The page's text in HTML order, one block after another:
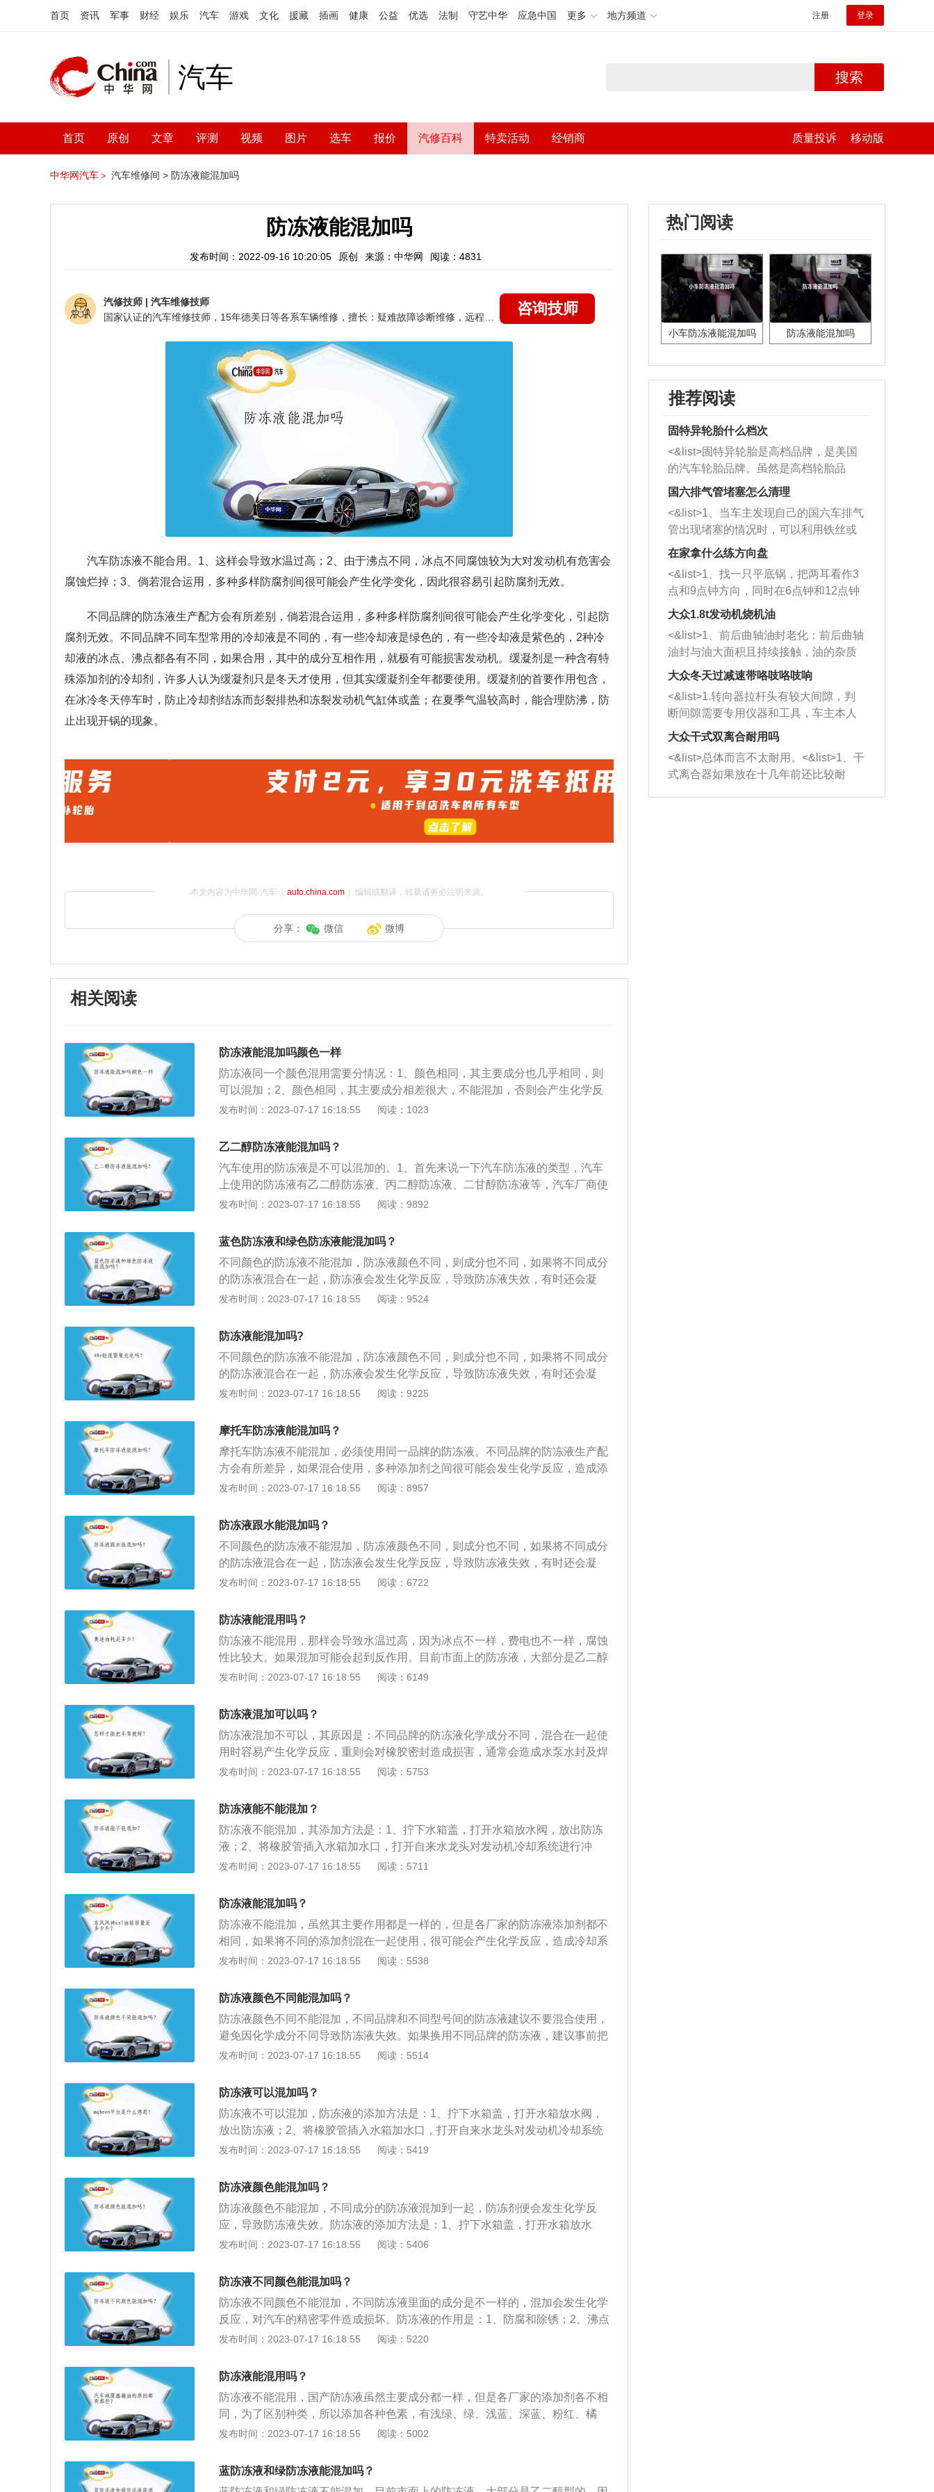
首页 资讯 军事 财经 娱乐 汽车 游戏 文化 援藏 插画 健康 公益 优选 法制 守艺中华 应急中国 更多 地方频道 注册 登录
汽车 搜索
首页 原创 文章 评测 视频 图片 选车 报价 汽修百科 特卖活动 经销商 质量投诉 移动版
中华网汽车＞ 汽车维修间 > 防冻液能混加吗
防冻液能混加吗
发布时间：2022-09-16 10:20:05 原创 来源：中华网 阅读：4831
汽修技师 | 汽车维修技师
咨询技师
汽车防冻液不能合用。1、这样会导致水温过高；2、由于沸点不同，冰点不同腐蚀较为大对发动机有危害会
腐蚀烂掉；3、倘若混合运用，多种多样防腐剂间很可能会产生化学变化，因此很容易引起防腐剂无效。
不同品牌的防冻液生产配方会有所差别，倘若混合运用，多种多样防腐剂间很可能会产生化学变化，引起防
腐剂无效。不同品牌不同车型常用的冷却液是不同的，有一些冷却液是绿色的，有一些冷却液是紫色的，2种冷
却液的冰点、沸点都各有不同，如果合用，其中的成分互相作用，就极有可能损害发动机。缓凝剂是一种含有特
殊添加剂的冷却剂，许多人认为缓凝剂只是冬天才使用，但其实缓凝剂全年都要使用。缓凝剂的首要作用包含，
在冰冷冬天停车时，防止冷却剂结冻而彭裂排热和冻裂发动机气缸体或盖；在夏季气温较高时，能合理防沸，防
止出现开锅的现象。
本文内容为中华网·汽车（ auto.china.com）编辑或翻译，转载请务必注明来源。
分享： 微信 微博
相关阅读
防冻液能混加吗颜色一样
防冻液同一个颜色混用需要分情况：1、颜色相同，其主要成分也几乎相同，则
可以混加；2、颜色相同，其主要成分相差很大，不能混加，否则会产生化学反
应。防冻液有三种不同成分产品，包括乙二醇的、丙二醇的和丙三醇（甘油）
也为了告知人们液体有毒性，所以在防冻液中添加有染色剂，从而有了多种颜色
的防冻液，常见的有绿色、红色和蓝色。对于不同颜色的防冻液，化学性能与成
分可能存在差异。即使主要成分相同，次要成分也不尽相同，配方配比也会不
同。也就是说，防冻液颜色不一样是一定不能混加的，颜色相同的防冻液也不建
议混加，因为多种化学成分混加可能会发生反应，导致防冻液失去原有的特性。
散热器和冻裂汽车发动机缸体或盖；2、在夏天溫度较高时，能合理防沸，防止
出现起锅状况；3、汽车防冻液具备耐腐蚀作用。
发布时间：2023-07-17 16:18:55 阅读：1023
乙二醇防冻液能混加吗？
汽车使用的防冻液是不可以混加的。1、首先来说一下汽车防冻液的类型，汽车
上使用的防冻液有乙二醇防冻液、丙二醇防冻液、二甘醇防冻液等，汽车厂商使
用的乙二醇防冻液是最多的，很多汽车厂商会把防冻液使用添加剂染成不同的颜
的，因为防冻液内的化学成分不同，混合使用之后会导致水箱管道堵塞，所以说
不同颜色的防冻液是不能混加的。2、汽车在使用防冻液时，一定要使用同一品
牌的防冻液，需要注意的是，即使是相同颜色的防冻液，在添加的时候也要注
意，虽然防冻液使用的都是同一种化学成分，但是防冻液也是需要添加各种功能
的添加剂，比如防锈、防水垢等添加剂，添加的时候要格外注意。如果汽车缺少
果无法确定原来的防冻液型号，建议清洗之后再添加。
发布时间：2023-07-17 16:18:55 阅读：9892
蓝色防冻液和绿色防冻液能混加吗？
不同颜色的防冻液不能混加，防冻液颜色不同，则成分也不同，如果将不同成分
的防冻液混合在一起，防冻液会发生化学反应，导致防冻液失效，有时还会凝
固。即使是相同颜色的防冻液，如果是不同品牌，稳定剂也可能不同，混用会降
液。防冻液意外混合后，需要将水箱中的防冻液完全排空，然后用纯净水冲洗，
再重新加入。防冻液的颜色一般有绿色、蓝色、粉红色、有些还有荧光效果。通
常，乙二醇是绿色，丙二醇是蓝色，丙三醇是粉红色。厂家将防冻液染成不同颜
色的目的如下：禁止混用：为了防止和其他液体弄混，防止人误食，很多厂商也
会添加不同的颜色配方，从而进行区分。渗漏时便于区别：发动机渗出以后，由
都是有毒的，所以，一般的玻璃水、防冻液这些液体都会染色，防止误服。
发布时间：2023-07-17 16:18:55 阅读：9524
防冻液能混加吗?
不同颜色的防冻液不能混加，防冻液颜色不同，则成分也不同，如果将不同成分
的防冻液混合在一起，防冻液会发生化学反应，导致防冻液失效，有时还会凝
固。即使是相同颜色的防冻液，如果是不同品牌，稳定剂也可能不同，混用会降
液。防冻液意外混合后，需要将水箱中的防冻液完全排空，然后用纯净水冲洗，
再重新加入。防冻液的颜色一般有绿色、蓝色、粉红色、有些还有荧光效果。通
常，乙二醇是绿色，丙二醇是蓝色，丙三醇是粉红色。厂家将防冻液染成不同颜
色的目的如下：禁止混用：为了防止和其他液体弄混，防止人误食，很多厂商也
会添加不同的颜色配方，从而进行区分。渗漏时便于区别：发动机渗出以后，由
都是有毒的，所以，一般的玻璃水、防冻液这些液体都会染色，防止误服。
发布时间：2023-07-17 16:18:55 阅读：9225
摩托车防冻液能混加吗？
摩托车防冻液不能混加，必须使用同一品牌的防冻液。不同品牌的防冻液生产配
方会有所差异，如果混合使用，多种添加剂之间很可能会发生化学反应，造成添
加剂失效。更换防冻液的方法：将旧的防冻液放出，之后用清水清洗液体通道。
冷却系统，随后着车怠速3至5分钟，让水循环起来。开始从水罐里流出的水有点
淡淡的粉红色，继续注入清水，直至流出来的水是干净的。注意别忘了将暖风水
管拆掉，把暖风水箱的水放干净。放水大约1小时后，将新的防冻液由水箱（散
热器）的水管加入，这是让防冻液快速流入水箱的方法。随后将另一桶防冻液加
入防冻液罐，加到防冻液罐快满了为止，打着车10分钟左右，这时冷却系统由于
AXT”为止。
发布时间：2023-07-17 16:18:55 阅读：8957
防冻液跟水能混加吗？
不同颜色的防冻液不能混加，防冻液颜色不同，则成分也不同，如果将不同成分
的防冻液混合在一起，防冻液会发生化学反应，导致防冻液失效，有时还会凝
固。即使是相同颜色的防冻液，如果是不同品牌，稳定剂也可能不同，混用会降
液。防冻液意外混合后，需要将水箱中的防冻液完全排空，然后用纯净水冲洗，
再重新加入。防冻液的颜色一般有绿色、蓝色、粉红色、有些还有荧光效果。通
常，乙二醇是绿色，丙二醇是蓝色，丙三醇是粉红色。厂家将防冻液染成不同颜
色的目的如下：禁止混用：为了防止和其他液体弄混，防止人误食，很多厂商也
会添加不同的颜色配方，从而进行区分。渗漏时便于区别：发动机渗出以后，由
都是有毒的，所以，一般的玻璃水、防冻液这些液体都会染色，防止误服。
发布时间：2023-07-17 16:18:55 阅读：6722
防冻液能混用吗？
防冻液不能混用，那样会导致水温过高，因为冰点不一样，费电也不一样，腐蚀
性比较大。如果混加可能会起到反作用。目前市面上的防冻液，大部分是乙二醇
型的，因此同样厂家的产品，如果是非乙二醇型的也不能混用。以下是防冻液的
品，就起不到防冻液的作用。冷却液用防冻液与水按照一定的比例混合配制而
成。汽车制造厂在用户手册中通常会规定用于不同低温防冻等级的防冻液混合
比，而且还指定防冻液的型号，不能够混用。2、一般情况下，防冻液与水的比
例为40：60时，冷却液沸点为106℃，冰点为-26℃，当50：50时，冷却液沸点为
108℃，冰点为-38℃。
发布时间：2023-07-17 16:18:55 阅读：6149
防冻液混加可以吗？
防冻液混加不可以，其原因是：不同品牌的防冻液化学成分不同，混合在一起使
用时容易产生化学反应，重则会对橡胶密封造成损害，通常会造成水泵水封及焊
缝处漏水现象。防冻液的全称叫防冻冷却液，是具有防冻功能的冷却液。防冻液
的冬季停车时冷却液结冰胀裂散热器，冻坏发动机气缸体和气缸盖；3、提供高
效的散热功能。
发布时间：2023-07-17 16:18:55 阅读：5753
防冻液能不能混加？
防冻液不能混加，其添加方法是：1、拧下水箱盖，打开水箱放水阀，放出防冻
液；2、将橡胶管插入水箱加水口，打开自来水龙头对发动机冷却系统进行冲
洗；3、将冷却系统的水放尽后，关闭水箱放水阀；4、拧开储液罐盖，加入防冻
钟拧开水箱盖，冷却系统排除部分空气，防冻液面降低，再次补充防冻液液面ma
x刻度线即可。
发布时间：2023-07-17 16:18:55 阅读：5711
防冻液能混加吗？
防冻液不能混加，虽然其主要作用都是一样的，但是各厂家的防冻液添加剂都不
相同，如果将不同的添加剂混在一起使用，很可能会产生化学反应，造成冷却系
统堵塞、冷却液变质等情况，会对冷却系统有影响。防冻液是一种含有特殊添加
年防水垢、防腐蚀等优良性能。防冻液除了可以保证发动机在正常温度范围内工
作外，还能对冷却系统的部件起到防腐保护作用。
发布时间：2023-07-17 16:18:55 阅读：5538
防冻液颜色不同能混加吗？
防冻液颜色不同不能混加，不同品牌和不同型号间的防冻液建议不要混合使用，
避免因化学成分不同导致防冻液失效。如果换用不同品牌的防冻液，建议事前把
发动机内部的防冻液排空，并且清洗干净所有冷却管路再添加。防冻液的全称为
统，其含有：氯化钙、甲醇、乙醇、乙二醇、丙三醇等。防冻液的功能有：1、
对冷却系统的部件起到防腐保护作用；2、防止水垢，避免降低散热器的散热作
用；3、保证发动机在正常温度范围之内能工作。
发布时间：2023-07-17 16:18:55 阅读：5514
防冻液可以混加吗？
防冻液不可以混加，防冻液的添加方法是：1、拧下水箱盖，打开水箱放水阀，
放出防冻液；2、将橡胶管插入水箱加水口，打开自来水龙头对发动机冷却系统
进行冲洗；3、将冷却系统的水放尽后，关闭水箱放水阀；4、拧开储液罐盖，加
2到3分钟拧开水箱盖，冷却系统排除部分空气，防冻液面降低，再次补充防冻液
液面max刻度线即可。
发布时间：2023-07-17 16:18:55 阅读：5419
防冻液颜色能混加吗？
防冻液颜色不能混加，不同成分的防冻液混加到一起，防冻剂便会发生化学反
应，导致防冻液失效。防冻液的添加方法是：1、拧下水箱盖，打开水箱放水
阀，放出防冻液；2、将橡胶管插入水箱加水口，打开自来水龙头对发动机冷却
盖，加入防冻液，液面达到max刻度线；5、拧紧储液罐盖；6、启动发动机，怠
速运转2到3分钟拧开水箱盖，冷却系统排除部分空气，防冻液面降低，再次补充
防冻液液面max刻度线即可。
发布时间：2023-07-17 16:18:55 阅读：5406
防冻液不同颜色能混加吗？
防冻液不同颜色不能混加，不同防冻液里面的成分是不一样的，混加会发生化学
反应，对汽车的精密零件造成损坏。防冻液的作用是：1、防腐和除锈；2、沸点
高；3、防垢；4、保持在低温天气时冷却系统不冻结。防冻液的更换方法是：
螺丝孔中流出；3、清洗冷却系统；4、关上水箱放水螺丝，从加注口加入新的防
冻液；5、启动发动机排除空气，继续补充防冻液至max刻度线；6、盖好加注口
盖子与发动机盖。
发布时间：2023-07-17 16:18:55 阅读：5220
防冻液能混用吗？
防冻液不能混用，国产防冻液虽然主要成分都一样，但是各厂家的添加剂各不相
同，为了区别种类，所以添加各种色素，有浅绿、绿、浅蓝、深蓝、粉红、橘
红、红等。如果混加，不同的添加剂可能产生化学反应，对水箱有不好的影响。
其实防冻液全年都要使用。汽车防冻液主要用于液冷式发动机的冷却系统，具有
冬天防冻、夏天防沸、防水垢、防腐蚀等优良性能。
发布时间：2023-07-17 16:18:55 阅读：5002
蓝防冻液和绿防冻液能混加吗？
热门阅读
小车防冻液能混加吗 防冻液能混加吗
推荐阅读
固特异轮胎什么档次
<&list>固特异轮胎是高档品牌，是美国
的汽车轮胎品牌。虽然是高档轮胎品
牌，但是中高低端的轮胎都有生产，这
也是为了更好的开拓市场。
国六排气管堵塞怎么清理
<&list>1、当车主发现自己的国六车排气
管出现堵塞的情况时，可以利用铁丝或
者是细棍，直接将杂物给取出来，如果
堵塞情况比较严重，也可以采取应急措
施。 <&list>2、直接利用木棍将所有的
杂物推到排气管里面的位置处，然后将
三元催化器拆解开，就可以将堵塞的东
西取出来。但如果是因为积碳过多引起
的堵塞，就需要将三元催化器泡在草酸
洗剂对堵塞的情况得到解决，将清洗剂
放在燃油箱中，与燃油混合后，车辆启
动时，就可以和汽油一起进入到燃烧
室，最后形成废气排出，就可以让三元
催化器得到清洗，排气管堵塞的情况就
能够得到解决。
在家拿什么练方向盘
<&list>1、找一只平底锅，把两耳看作3
点和9点钟方向，同时在6点钟和12点钟
方向做一个标记。 <&list>2、双手握住
一圈半的练习，往右同样也要打相同的
圈数。 <&list>3、最后强调要反复练
习，这样就可以形成肌肉记忆，在真实
驾驶车辆时，不需要记忆也能打好方
向。
大众1.8t发动机烧机油
<&list>1、前后曲轴油封老化：前后曲轴
油封与油大面积且持续接触，油的杂质
和发动机内持续温度变化使其密封效果
逐渐减弱，导致渗油或漏油。<&list>2、
活塞间隙过大：积碳会使活塞环与缸体
的间隙扩大，导致机油流入燃烧室中，
造成烧机油。<&list>3、机油粘度。使用
机油粘度过小的话，同样会有烧机油现
象，机油粘度过小具有很好的流动性，
大众冬天过减速带咯吱咯吱响
<&list>1.转向器拉杆头有较大间隙，判
断间隙需要专用仪器和工具，车主本人
无法制作，需要将车辆送到修理厂或4s
店；<&list>2.车辆半轴套管防尘罩破
裂，破裂后会出现漏油现象，使半轴磨
损严重，磨损的半轴容易损坏，产生异
响；<&list>3.稳定器的转向胶套和球头
大众干式双离合耐用吗
<&list>总体而言不太耐用。<&list>1、干
式离合器如果放在十几年前还比较耐